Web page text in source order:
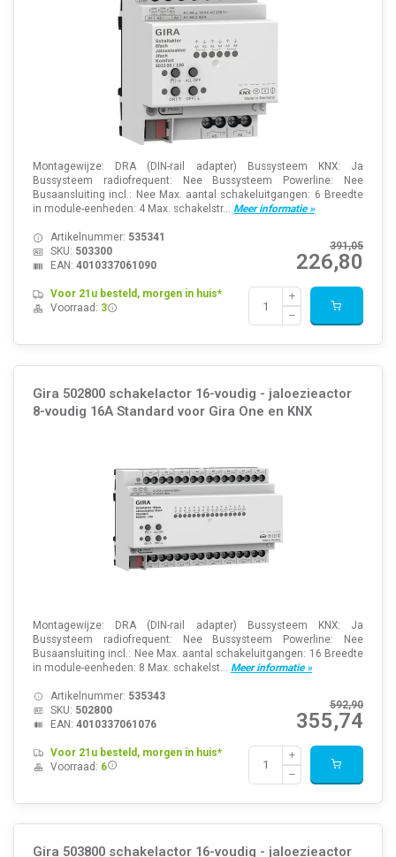
Montagewijze: DRA (DIN-rail adapter) Bussysteem KNX: Ja
Bussysteem radiofrequent: Nee Bussysteem Powerline: Nee
Busaansluiting incl.: Nee Max. aantal schakeluitgangen: 6 Breedte
in module-eenheden: 4 Max. schakelstr... Meer informatie »
391,05
226,80
Artikelnummer: 535341
SKU: 503300
EAN: 4010337061090
Voor 21u besteld, morgen in huis*
Voorraad: 3
Gira 502800 schakelactor 16-voudig - jaloezieactor
8-voudig 16A Standard voor Gira One en KNX
Montagewijze: DRA (DIN-rail adapter) Bussysteem KNX: Ja
Bussysteem radiofrequent: Nee Bussysteem Powerline: Nee
Busaansluiting incl.: Nee Max. aantal schakeluitgangen: 16 Breedte
in module-eenheden: 8 Max. schakelst... Meer informatie »
592,90
355,74
Artikelnummer: 535343
SKU: 502800
EAN: 4010337061076
Voor 21u besteld, morgen in huis*
Voorraad: 6
Gira 503800 schakelactor 16-voudig - jaloezieactor